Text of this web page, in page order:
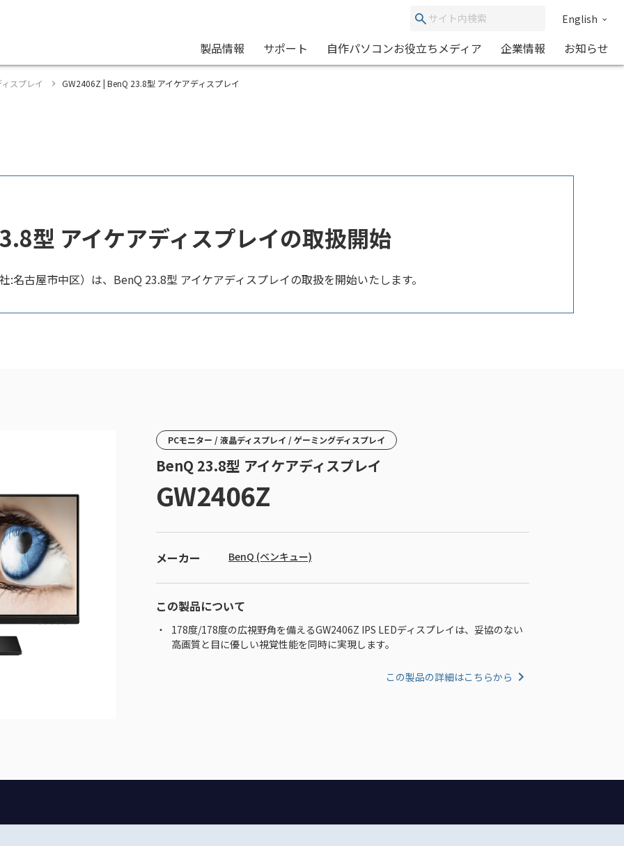
English
製品情報 サポート 自作パソコンお役立ちメディア 企業情報 お知らせ
スプレイ GW2406Z | BenQ 23.8型 アイケアディスプレイ
型 アイケアディスプレイの取扱開始
:名古屋市中区）は、BenQ 23.8型 アイケアディスプレイの取扱を開始いたします。
PCモニター / 液晶ディスプレイ / ゲーミングディスプレイ
BenQ 23.8型 アイケアディスプレイ
GW2406Z
メーカー BenQ (ベンキュー)
この製品について
178度/178度の広視野角を備えるGW2406Z IPS LEDディスプレイは、妥協のない
高画質と目に優しい視覚性能を同時に実現します。
この製品の詳細はこちらから